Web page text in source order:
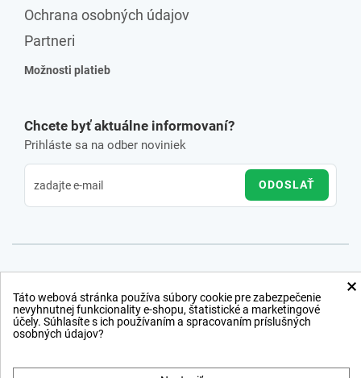
Ochrana osobných údajov
Partneri
Možnosti platieb
Chcete byť aktuálne informovaní?
Prihláste sa na odber noviniek
ODOSLAŤ
×
Táto webová stránka používa súbory cookie pre zabezpečenie
nevyhnutnej funkcionality e-shopu, štatistické a marketingové
účely. Súhlasíte s ich používaním a spracovaním príslušných
osobných údajov?